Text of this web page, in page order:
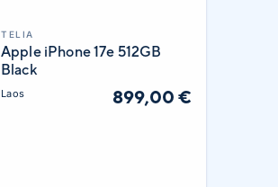
TELIA
Apple iPhone 17e 512GB
Black
Laos 899,00 €